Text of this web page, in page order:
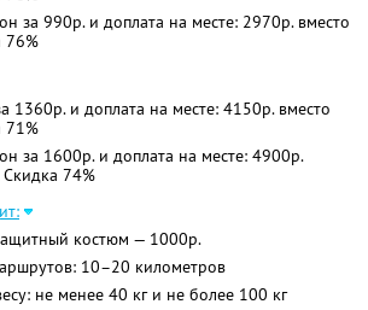
за 990р. и доплата на месте: 2970р. вместо
76%
1360р. и доплата на месте: 4150р. вместо
71%
за 1600р. и доплата на месте: 4900р.
74%
костюм — 1000р.
10–20 километров
не менее 40 кг и не более 100 кг